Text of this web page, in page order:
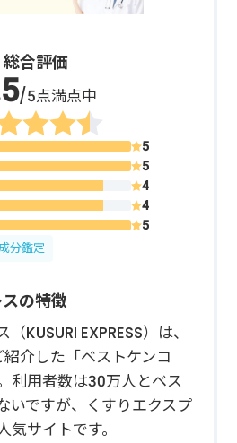
総合評価
/5点満点中
分鑑定
の特徴
KUSURI EXPRESS）は、
介した「ベストケンコ
利用者数は30万人とベス
いですが、くすりエクスプ
気サイトです。